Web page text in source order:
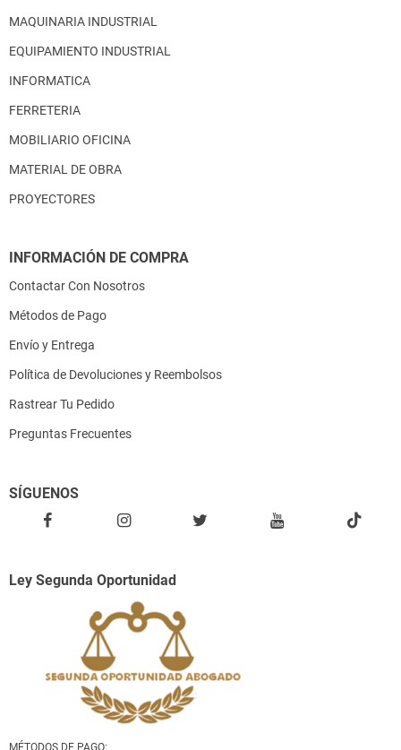
MAQUINARIA INDUSTRIAL
EQUIPAMIENTO INDUSTRIAL
INFORMATICA
FERRETERIA
MOBILIARIO OFICINA
MATERIAL DE OBRA
PROYECTORES
INFORMACIÓN DE COMPRA
Contactar Con Nosotros
Métodos de Pago
Envío y Entrega
Política de Devoluciones y Reembolsos
Rastrear Tu Pedido
Preguntas Frecuentes
SÍGUENOS
Ley Segunda Oportunidad
MÉTODOS DE PAGO: